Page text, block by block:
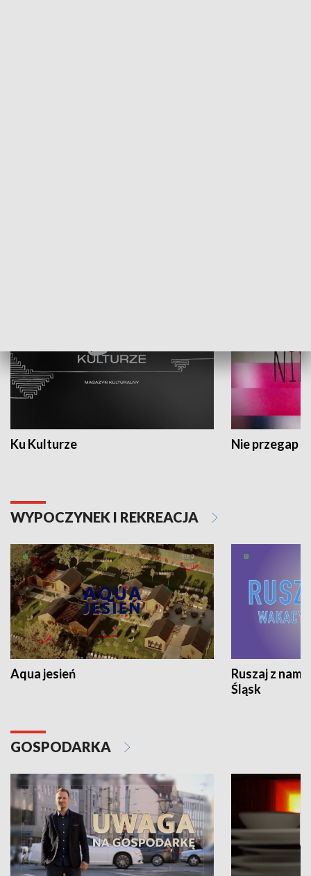
Ku Kulturze Nie przegap
WYPOCZYNEK I REKREACJA
Aqua jesień
Ruszaj z
Śląsk
GOSPODARKA